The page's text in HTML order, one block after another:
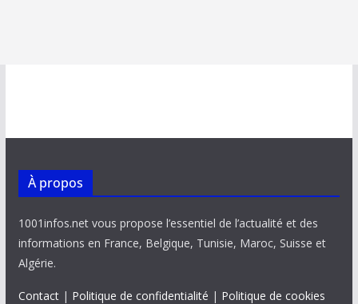
À propos
1001infos.net vous propose l’essentiel de l’actualité et des
informations en France, Belgique, Tunisie, Maroc, Suisse et
Algérie.
Contact| Politique de confidentialité | Politique de cookies